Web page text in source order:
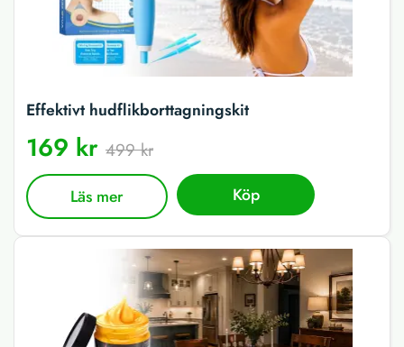
Effektivt hudflikborttagningskit
169 kr 499 kr
Läs mer Köp